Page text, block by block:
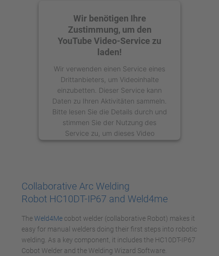
Wir benötigen Ihre
Zustimmung, um den
YouTube Video-Service zu
laden!
Wir verwenden einen Service eines
Drittanbieters, um Videoinhalte
einzubetten. Dieser Service kann
Daten zu Ihren Aktivitäten sammeln.
Bitte lesen Sie die Details durch und
stimmen Sie der Nutzung des
Service zu, um dieses Video
anzusehen.
Akzeptieren
Management Platform
Collaborative Arc Welding
Robot HC10DT-IP67 and Weld4me
TheWeld4Me cobot welder (collaborative Robot) makes it
easy for manual welders doing their first steps into robotic
welding. As a key component, it includes the HC10DT-IP67
Cobot Welder and the Welding Wizard Software.